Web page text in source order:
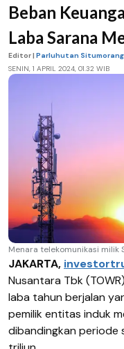
Beban
Laba Sarana
Editor | Parluhutan Situmorang
SENIN, 1 APRIL 2024, 01.32 WIB
Menara telekomunikasi milik
JAKARTA,
Nusantara Tbk
laba tahun berjalan
pemilik entitas induk
dibandingkan periode